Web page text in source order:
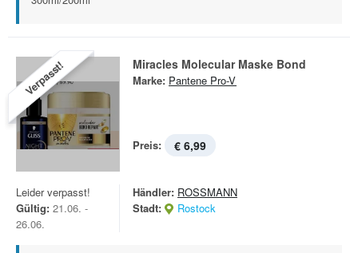
Verpasst! Miracles Molecular Maske Bond
Marke: Pantene Pro-V
Preis: € 6,99
Leider verpasst!
Gültig: 21.06. -
26.06.
Händler: ROSSMANN
Stadt:
Rostock